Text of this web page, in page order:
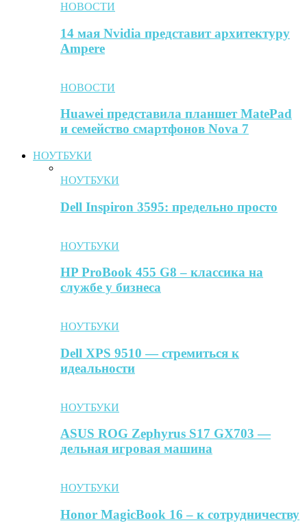
НОВОСТИ
14 мая Nvidia представит архитектуру
Ampere
НОВОСТИ
Huawei представила планшет MatePad
и семейство смартфонов Nova 7
НОУТБУКИ
НОУТБУКИ
Dell Inspiron 3595: предельно просто
НОУТБУКИ
HP ProBook 455 G8 – классика на
службе у бизнеса
НОУТБУКИ
Dell XPS 9510 — стремиться к
идеальности
НОУТБУКИ
ASUS ROG Zephyrus S17 GX703 —
дельная игровая машина
НОУТБУКИ
Honor MagicBook 16 – к сотрудничеству